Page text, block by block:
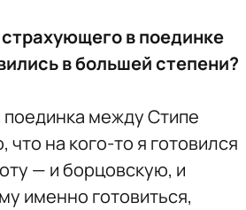
в поединке
в большей степени?
между Стипе
на кого-то я готовился
— и борцовскую, и
именно готовиться,